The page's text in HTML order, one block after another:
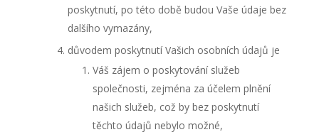
poskytnutí, po této době budou Vaše údaje bez
dalšího vymazány,
důvodem poskytnutí Vašich osobních údajů je
Váš zájem o poskytování služeb
společnosti, zejména za účelem plnění
našich služeb, což by bez poskytnutí
těchto údajů nebylo možné,